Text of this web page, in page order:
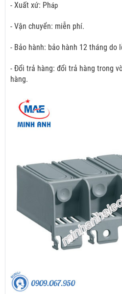
- Xuất xứ: Pháp
- Vận chuyển: miễn phí.
- Bảo hành: bảo hành 12 tháng do
- Đổi trả hàng: đổi trả hàng trong
hàng.